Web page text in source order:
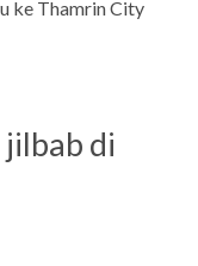
ke Thamrin City
di